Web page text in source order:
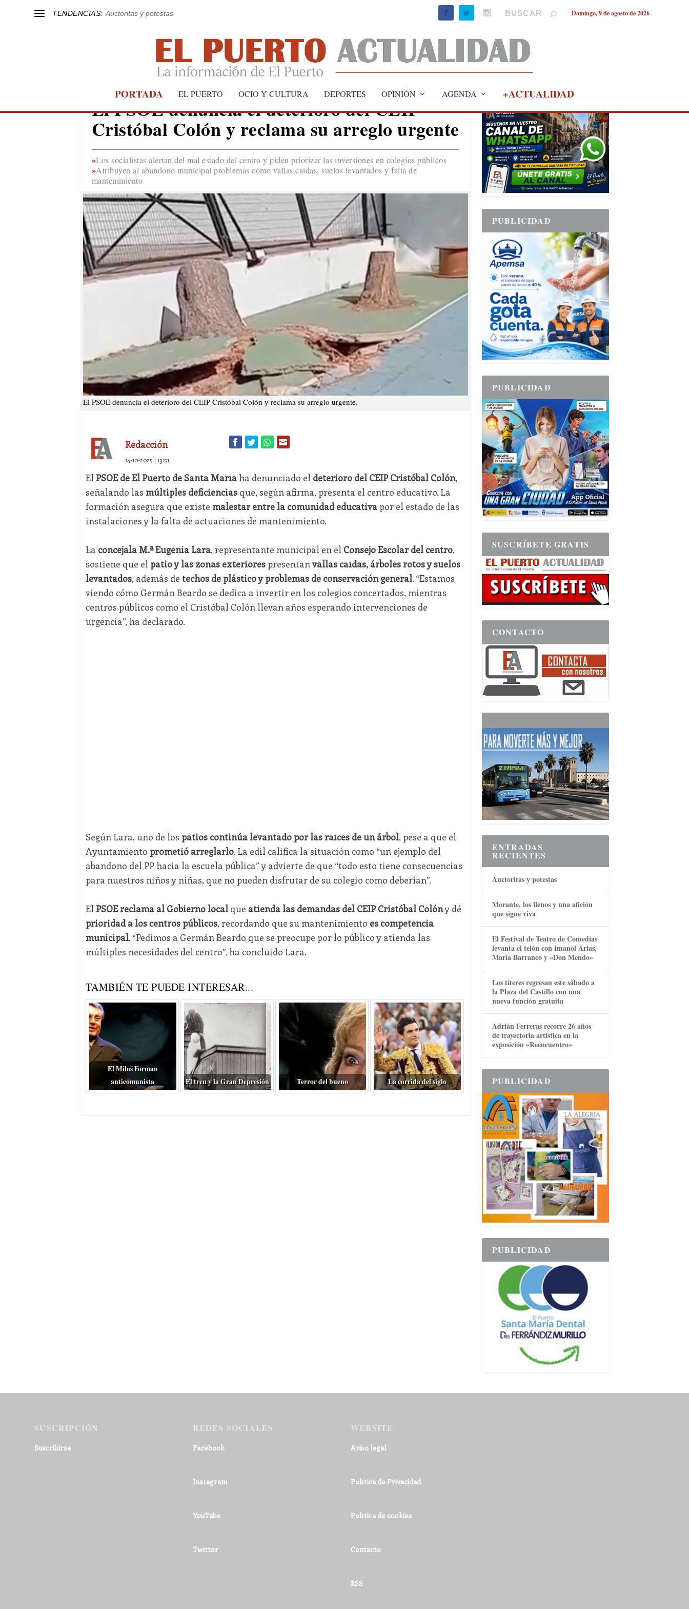
TENDENCIAS: Auctoritas y potestas Domingo, 9 de agosto de 2026
PORTADA EL PUERTO OCIO Y CULTURA DEPORTES OPINIÓN AGENDA +ACTUALIDAD
EL PUERTO
El PSOE denuncia el deterioro del CEIP
Cristóbal Colón y reclama su arreglo urgente
Los socialistas alertan del mal estado del centro y piden priorizar las inversiones en colegios públicos
Atribuyen al abandono municipal problemas como vallas caídas, suelos levantados y falta de
mantenimiento
El PSOE denuncia el deterioro del CEIP Cristóbal Colón y reclama su arreglo urgente.
Redacción
14-10-2025 | 13:51
El PSOE de El Puerto de Santa Maríaha denunciado el deterioro del CEIP Cristóbal Colón,
señalando las múltiples deficienciasque, según afirma, presenta el centro educativo. La
formación asegura que existe malestar entre la comunidad educativapor el estado de las
instalaciones y la falta de actuaciones de mantenimiento.
La concejala M.ª Eugenia Lara, representante municipal en el Consejo Escolar del centro,
sostiene que el patio y las zonas exteriorespresentanvallas caídas, árboles rotos y suelos
levantados, además de techos de plástico y problemas de conservación general. “Estamos
viendo cómo Germán Beardo se dedica a invertir en los colegios concertados, mientras
centros públicos como el Cristóbal Colón llevan años esperando intervenciones de
urgencia”, ha declarado.
Según Lara, uno de los patios continúa levantado por las raíces de un árbol, pese a que el
Ayuntamiento prometió arreglarlo. La edil califica la situación como “un ejemplo del
abandono del PP hacia la escuela pública” y advierte de que “todo esto tiene consecuencias
para nuestros niños y niñas, que no pueden disfrutar de su colegio como deberían”.
El PSOE reclama al Gobierno localque atienda las demandas del CEIP Cristóbal Colóny dé
prioridad a los centros públicos, recordando que su mantenimiento es competencia
municipal. “Pedimos a Germán Beardo que se preocupe por lo público y atienda las
múltiples necesidades del centro”, ha concluido Lara.
TAMBIÉN TE PUEDE INTERESAR...
El Miloš Forman
anticomunista
El tren y la Gran Depresión Terror del bueno La corrida del siglo
PUBLICIDAD
PUBLICIDAD
PUBLICIDAD
SUSCRÍBETE GRATIS
CONTACTO
ENTRADAS
RECIENTES
Auctoritas y potestas
Morante, los llenos y una afición
que sigue viva
El Festival de Teatro de Comedias
levanta el telón con Imanol Arias,
María Barranco y «Don Mendo»
Los títeres regresan este sábado a
la Plaza del Castillo con una
nueva función gratuita
Adrián Ferreras recorre 26 años
de trayectoria artística en la
exposición «Reencuentro»
PUBLICIDAD
PUBLICIDAD
SUSCRIPCIÓN
Suscribirse
REDES SOCIALES
Facebook
Instagram
YouTube
Twitter
WEBSITE
Aviso legal
Política de Privacidad
Política de cookies
Contacto
RSS